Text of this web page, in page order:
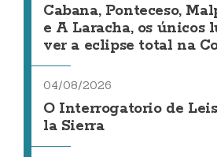
Cabana, Ponteceso,
e A Laracha, os únicos
ver a eclipse total na
04/08/2026
O Interrogatorio de Leis
la Sierra